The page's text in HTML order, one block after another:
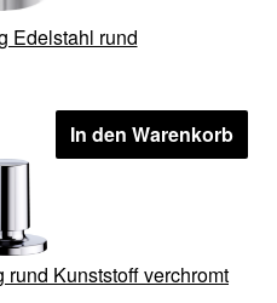
Edelstahl rund
In den Warenkorb
Kunststoff verchromt